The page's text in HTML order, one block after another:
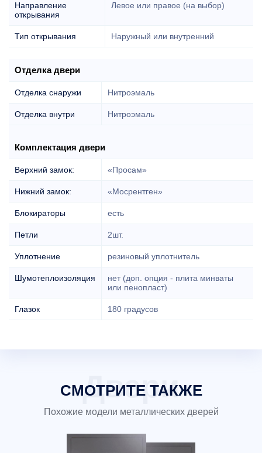
Направление
открывания
Левое или правое (на выбор)
Тип открывания Наружный или внутренний
Отделка двери
Отделка снаружи Нитроэмаль
Отделка внутри Нитроэмаль
Комплектация двери
Верхний замок: «Просам»
Нижний замок: «Мосрентген»
Блокираторы есть
Петли 2шт.
Уплотнение резиновый уплотнитель
Шумотеплоизоляция
нет (доп. опция - плита минваты
или пенопласт)
Глазок 180 градусов
СМОТРИТЕ ТАКЖЕ
Похожие модели металлических дверей